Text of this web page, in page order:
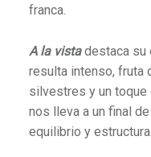
franca.
A la vistadestaca su
resulta intenso, fruta
silvestres y un toque
nos lleva a un final
equilibrio y estructura.